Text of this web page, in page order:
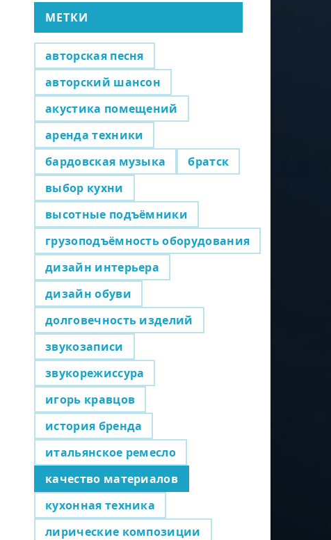
МЕТКИ
авторская песня
авторский шансон
акустика помещений
аренда техники
бардовская музыка
братск
выбор кухни
высотные подъёмники
грузоподъёмность оборудования
дизайн интерьера
дизайн обуви
долговечность изделий
звукозаписи
звукорежиссура
игорь кравцов
история бренда
итальянское ремесло
качество материалов
кухонная техника
лирические композиции